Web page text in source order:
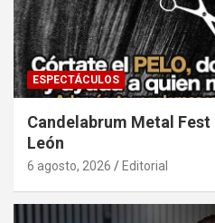
ESPECTÁCULOS
Candelabrum Metal Fest
León
6 agosto, 2026 Editorial